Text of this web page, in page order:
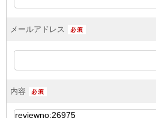
メールアドレス
内容